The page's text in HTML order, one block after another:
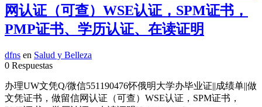
网认证（可查）WSE认证，SPM证书，
PMP证书、学历认证、在读证明
dfns en Salud y Belleza
0 Respuestas
办理UW文凭Q/微信551190476怀俄明大学办毕业证||成绩单||做
文凭证书，做留信网认证（可查）WSE认证，SPM证书，